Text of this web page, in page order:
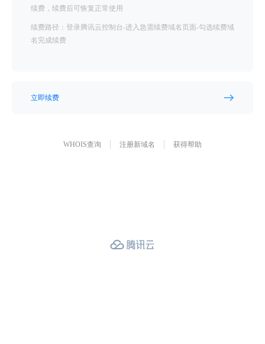
续费，续费后可恢复正常使用
续费路径：登录腾讯云控制台-进入急需续费域名页面-勾选续费域
名完成续费
立即续费
WHOIS查询 注册新域名 获得帮助